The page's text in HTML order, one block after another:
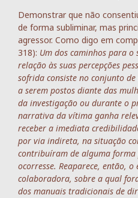
Demonstrar que não
de forma subliminar, mas
agressor. Como digo em
318): Um dos caminhos para
relação às suas percepções
sofrida consiste no conjunto
a serem postos diante das
da investigação ou durante o
narrativa da vítima ganha
receber a imediata
por via indireta, na situação
contribuíram de alguma
ocorresse. Reaparece, então,
colaboradora, sobre a qual
dos manuais tradicionais de